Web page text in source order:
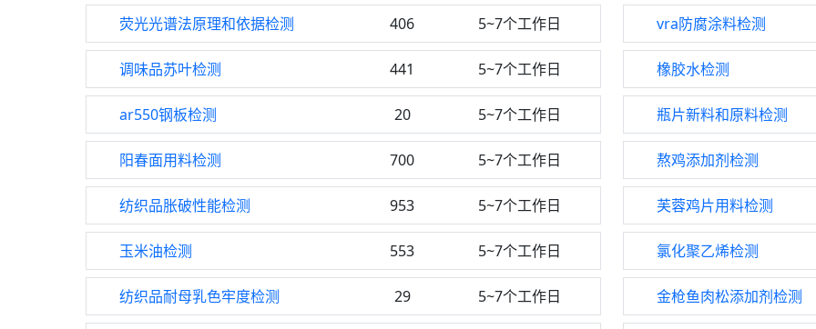
荧光光谱法原理和依据检测 406 5~7个工作日 vra防腐涂料检测
调味品苏叶检测 441 5~7个工作日 橡胶水检测
ar550钢板检测 20 5~7个工作日 瓶片新料和原料检测
阳春面用料检测 700 5~7个工作日 熬鸡添加剂检测
纺织品胀破性能检测 953 5~7个工作日 芙蓉鸡片用料检测
玉米油检测 553 5~7个工作日 氯化聚乙烯检测
纺织品耐母乳色牢度检测 29 5~7个工作日 金枪鱼肉松添加剂检测